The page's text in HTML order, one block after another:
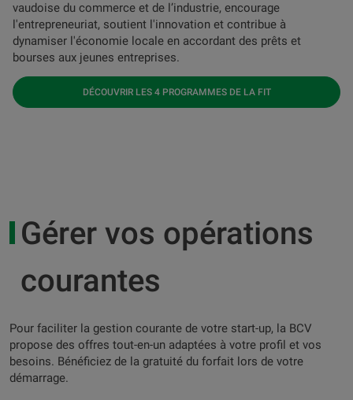
vaudoise du commerce et de l’industrie, encourage
l'entrepreneuriat, soutient l'innovation et contribue à
dynamiser l'économie locale en accordant des prêts et
bourses aux jeunes entreprises.
DÉCOUVRIR LES 4 PROGRAMMES DE LA FIT
Gérer vos opérations
courantes
Pour faciliter la gestion courante de votre start-up, la BCV
propose des offres tout-en-un adaptées à votre profil et vos
besoins. Bénéficiez de la gratuité du forfait lors de votre
démarrage.